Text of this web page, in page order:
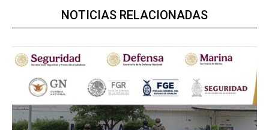
NOTICIAS RELACIONADAS